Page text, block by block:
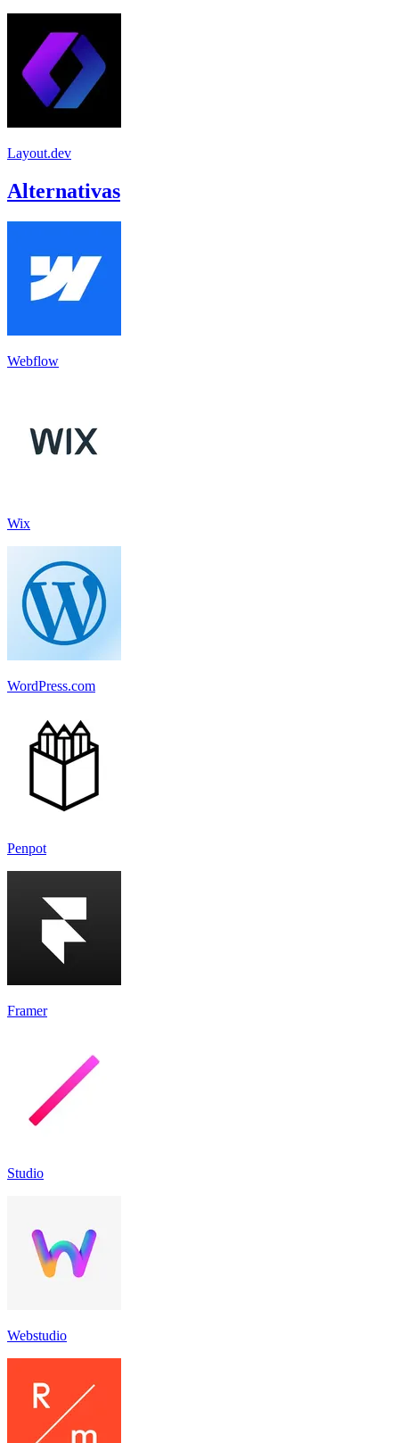
Layout.dev
Alternativas
Webflow
Wix
WordPress.com
Penpot
Framer
Studio
Webstudio